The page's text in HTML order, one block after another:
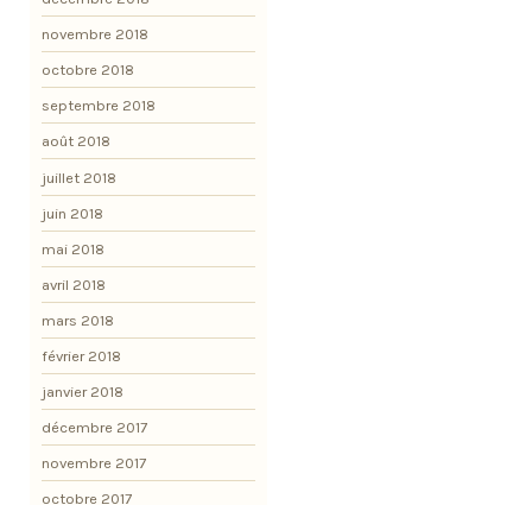
novembre 2018
octobre 2018
septembre 2018
août 2018
juillet 2018
juin 2018
mai 2018
avril 2018
mars 2018
février 2018
janvier 2018
décembre 2017
novembre 2017
octobre 2017